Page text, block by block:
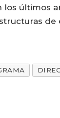
los